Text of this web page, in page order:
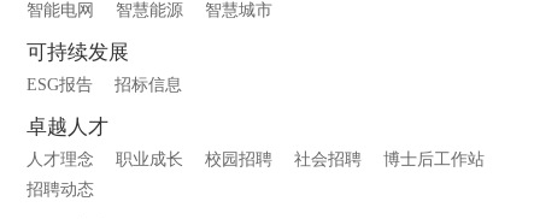
智能电网 智慧能源 智慧城市
可持续发展
ESG报告 招标信息
卓越人才
人才理念 职业成长 校园招聘 社会招聘
博士后工作站
招聘动态